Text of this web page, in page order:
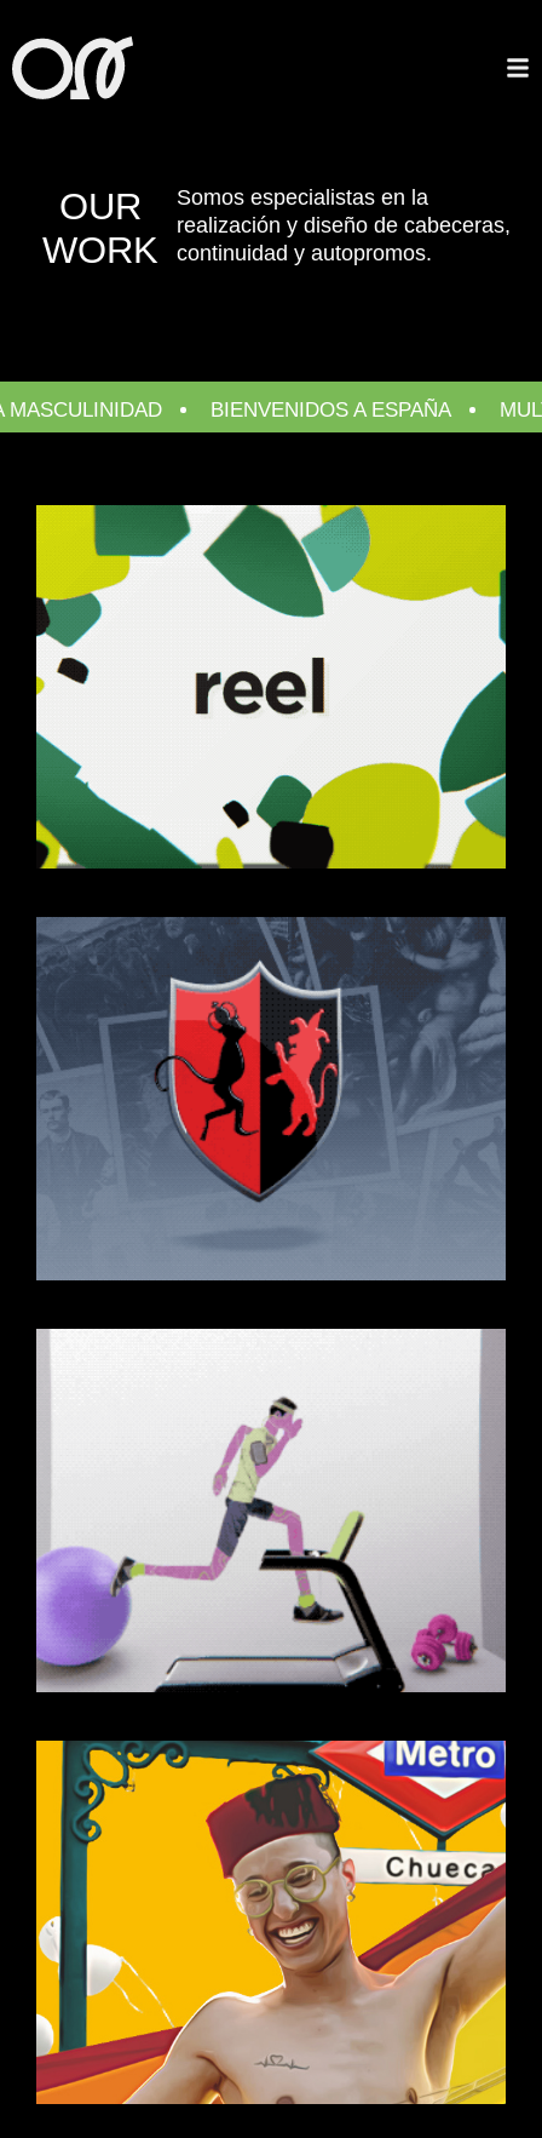
OUR
WORK
Somos especialistas en la
realización y diseño de cabeceras,
continuidad y autopromos.
BIENVENIDOS A ESPAÑA MULTI-